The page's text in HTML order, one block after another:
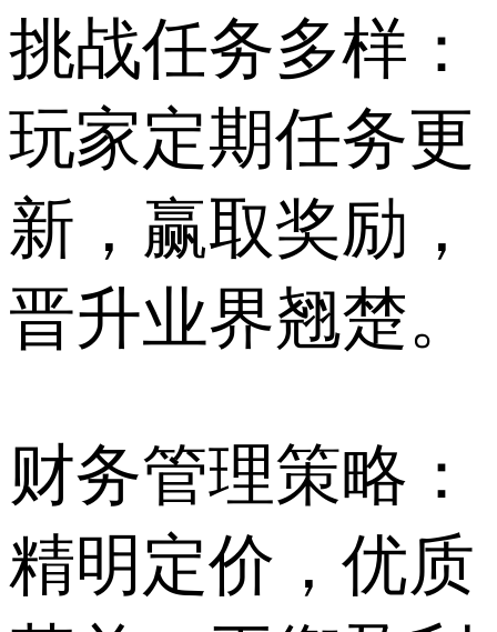
挑战任务多样：
玩家定期任务更
新，赢取奖励，
晋升业界翘楚。
财务管理策略：
精明定价，优质